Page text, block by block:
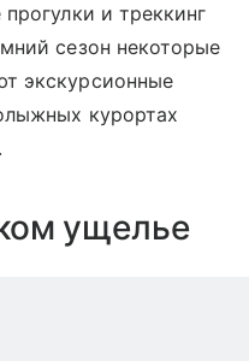
и треккинг
сезон некоторые
экскурсионные
курортах
ущелье